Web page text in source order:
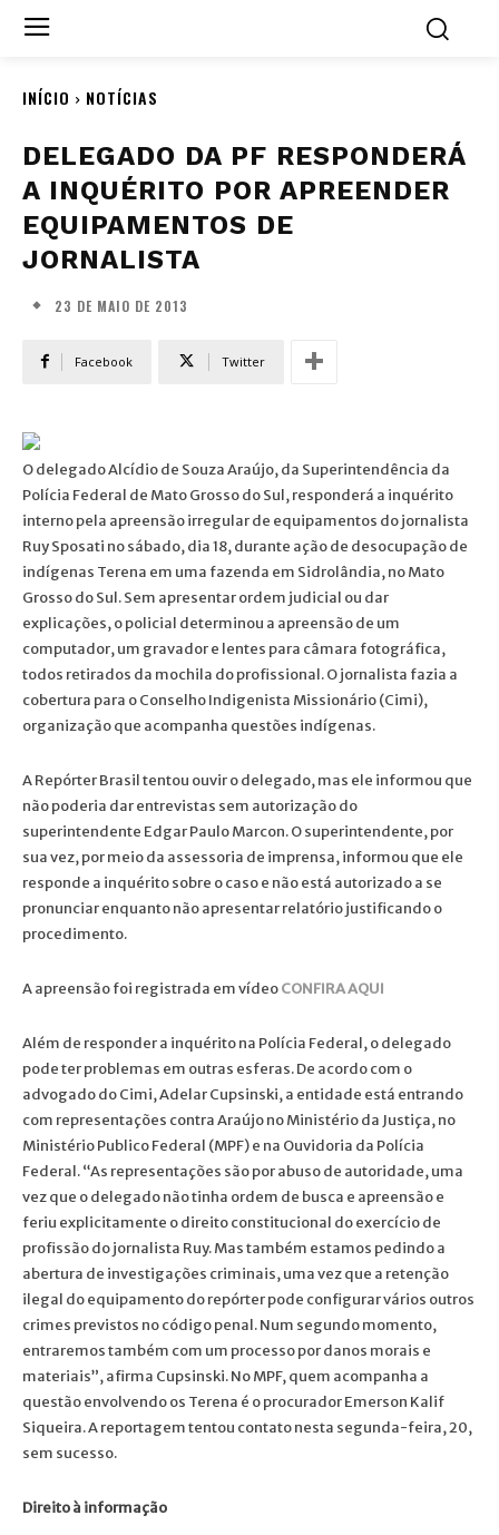
INÍCIO NOTÍCIAS
DELEGADO DA PF RESPONDERÁ
A INQUÉRITO POR APREENDER
EQUIPAMENTOS DE
JORNALISTA
23 DE MAIO DE 2013
Facebook Twitter
O delegado Alcídio de Souza Araújo, da Superintendência da
Polícia Federal de Mato Grosso do Sul, responderá a inquérito
interno pela apreensão irregular de equipamentos do jornalista
Ruy Sposati no sábado, dia 18, durante ação de desocupação de
indígenas Terena em uma fazenda em Sidrolândia, no Mato
Grosso do Sul. Sem apresentar ordem judicial ou dar
explicações, o policial determinou a apreensão de um
computador, um gravador e lentes para câmara fotográfica,
todos retirados da mochila do profissional. O jornalista fazia a
cobertura para o Conselho Indigenista Missionário (Cimi),
organização que acompanha questões indígenas.
A Repórter Brasil tentou ouvir o delegado, mas ele informou que
não poderia dar entrevistas sem autorização do
superintendente Edgar Paulo Marcon. O superintendente, por
sua vez, por meio da assessoria de imprensa, informou que ele
responde a inquérito sobre o caso e não está autorizado a se
pronunciar enquanto não apresentar relatório justificando o
procedimento.
A apreensão foi registrada em vídeoCONFIRA AQUI
Além de responder a inquérito na Polícia Federal, o delegado
pode ter problemas em outras esferas. De acordo com o
advogado do Cimi, Adelar Cupsinski, a entidade está entrando
com representações contra Araújo no Ministério da Justiça, no
Ministério Publico Federal (MPF) e na Ouvidoria da Polícia
Federal. “As representações são por abuso de autoridade, uma
vez que o delegado não tinha ordem de busca e apreensão e
feriu explicitamente o direito constitucional do exercício de
profissão do jornalista Ruy. Mas também estamos pedindo a
abertura de investigações criminais, uma vez que a retenção
ilegal do equipamento do repórter pode configurar vários outros
crimes previstos no código penal. Num segundo momento,
entraremos também com um processo por danos morais e
materiais”, afirma Cupsinski. No MPF, quem acompanha a
questão envolvendo os Terena é o procurador Emerson Kalif
Siqueira. A reportagem tentou contato nesta segunda-feira, 20,
sem sucesso.
Direito à informação